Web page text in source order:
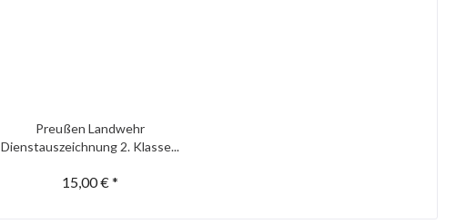
Preußen Landwehr
Dienstauszeichnung 2. Klasse...
15,00 € *